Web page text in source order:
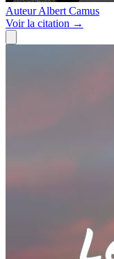
Auteur Albert Camus
Voirla citation →